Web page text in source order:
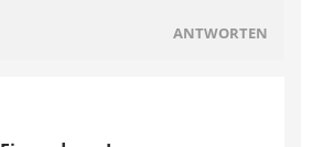
ANTWORTEN